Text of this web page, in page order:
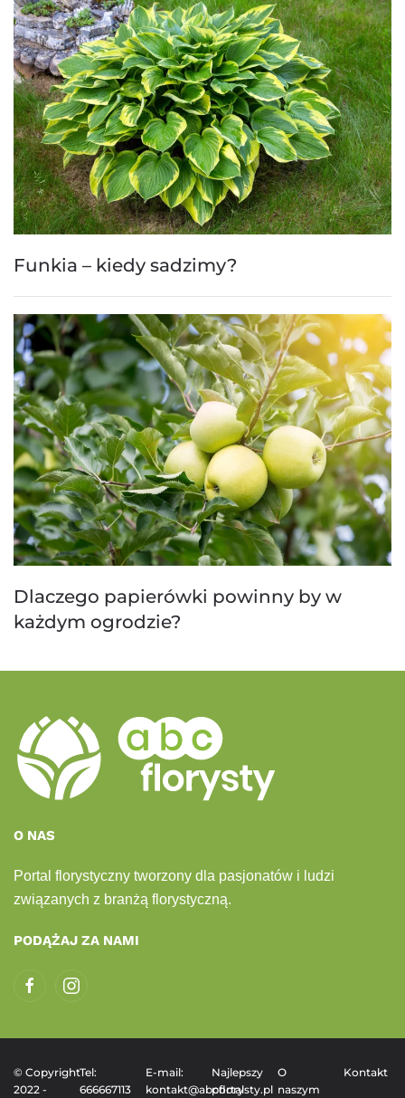
Funkia – kiedy sadzimy?
Dlaczego papierówki powinny by w
każdym ogrodzie?
O NAS
Portal florystyczny tworzony dla pasjonatów i ludzi
związanych z branżą florystyczną.
PODĄŻAJ ZA NAMI
© Copyright
2022 -
Tel:
666667113
E-mail:
kontakt@abcflorysty.pl
Najlepszy
portal
O
naszym
Kontakt